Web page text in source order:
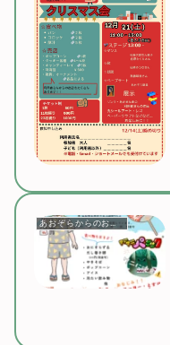
あおぞらからのお知らせ